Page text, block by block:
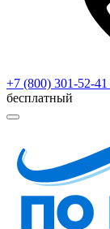
+7 (800) 301-52-41
бесплатный